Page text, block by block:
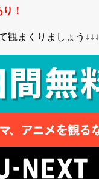
！
観まくりましょう↓↓↓